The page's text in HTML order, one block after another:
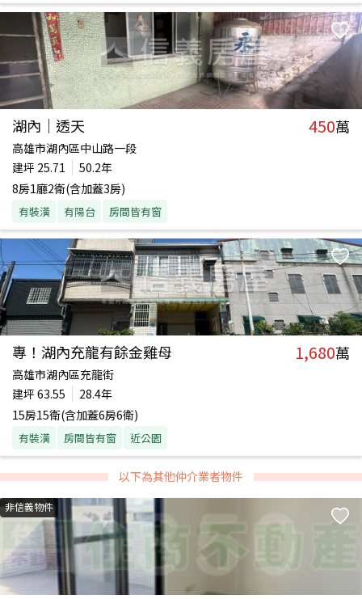
湖內｜透天 450萬
高雄市湖內區中山路一段
建坪 25.71
50.2年
8房1廳2衛(含加蓋3房)
有裝潢 有陽台 房間皆有窗
專！湖內充龍有餘金雞母 1,680萬
高雄市湖內區充龍街
建坪 63.55
28.4年
15房15衛(含加蓋6房6衛)
有裝潢 房間皆有窗 近公園
以下為其他仲介業者物件
非信義物件